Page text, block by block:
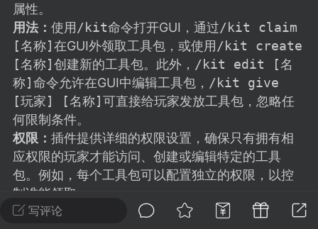
11 5.9k
潮涌核心
永久赞助者
24 23:37
电脑端 整合包分享
主页反馈贴
反馈你遇到的问题 以及 你期望的功能等
不方便可尝试通过邮箱与作者进行反馈
写评论
属性。
用法： 使用/kit命令打开GUI，通过/kit claim
[名称]在GUI外领取工具包，或使用/kit create
[名称]创建新的工具包。此外， /kit edit [名
称]命令允许在GUI中编辑工具包， /kit give
[玩家] [名称]可直接给玩家发放工具包，忽略任
何限制条件。
权限： 插件提供详细的权限设置，确保只有拥有相
应权限的玩家才能访问、创建或编辑特定的工具
包。例如，每个工具包可以配置独立的权限，以控
制谁能领取。
玩家命令: